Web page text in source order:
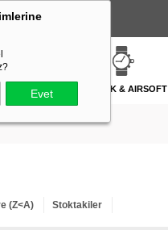
Evet
İŞ GÜVENLİĞİ ATICILIK & AIRSOFT
(Z<A) Stoktakiler